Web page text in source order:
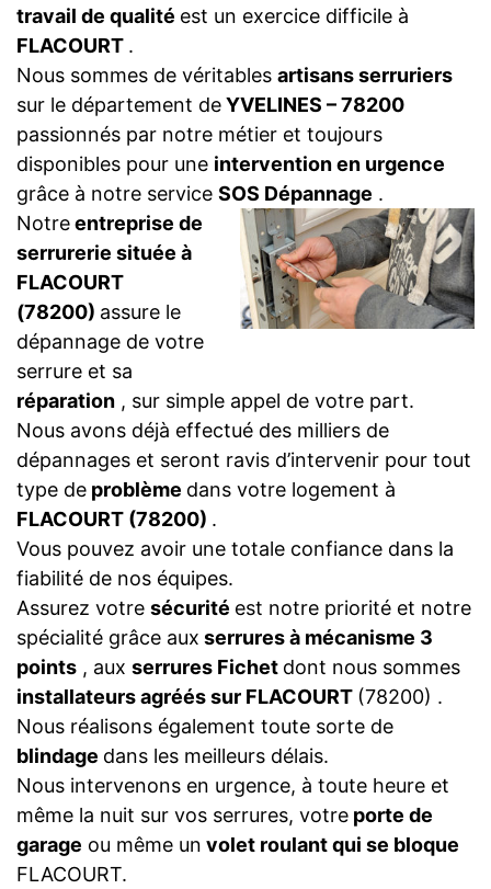
travail de qualité est un exercice difficile à
FLACOURT .
Nous sommes de véritables artisans serruriers
sur le département deYVELINES – 78200
passionnés par notre métier et toujours
disponibles pour une intervention en urgence
grâce à notre service SOS Dépannage .
Notreentreprise de
serrurerie située à
FLACOURT
(78200) assure le
dépannage de votre
serrure et sa
réparation , sur simple appel de votre part.
Nous avons déjà effectué des milliers de
dépannages et seront ravis d’intervenir pour tout
type de problème dans votre logement à
FLACOURT (78200) .
Vous pouvez avoir une totale confiance dans la
fiabilité de nos équipes.
Assurez votre sécurité est notre priorité et notre
spécialité grâce aux serrures à mécanisme 3
points , aux serrures Fichet dont nous sommes
installateurs agréés sur FLACOURT (78200) .
Nous réalisons également toute sorte de
blindage dans les meilleurs délais.
Nous intervenons en urgence, à toute heure et
même la nuit sur vos serrures, votre porte de
garage ou même un volet roulant qui se bloque
FLACOURT.